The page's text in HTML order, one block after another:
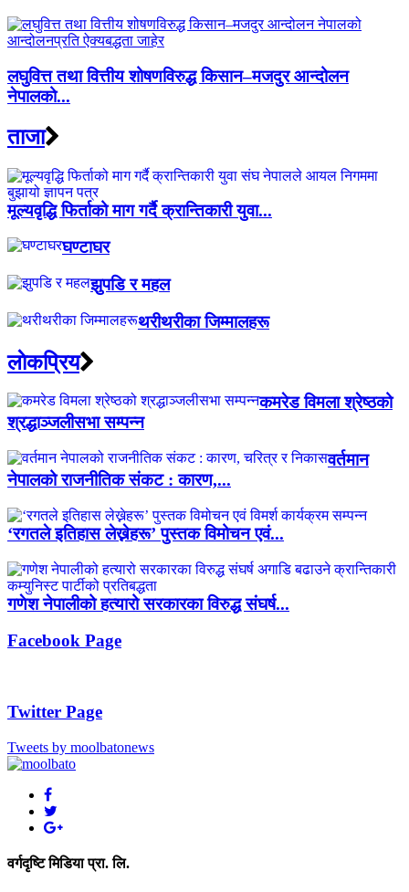
लघुवित्त तथा वित्तीय शोषणविरुद्ध किसान–मजदुर आन्दोलन
नेपालको...
ताजा
मूल्यवृद्धि फिर्ताको माग गर्दै क्रान्तिकारी युवा...
घण्टाघर
झुपडि र महल
थरीथरीका जिम्मालहरू
लाेकप्रिय
कमरेड विमला श्रेष्ठको
श्रद्धाञ्जलीसभा सम्पन्न
वर्तमान
नेपालको राजनीतिक संकट : कारण,...
‘रगतले इतिहास लेख्नेहरू’ पुस्तक विमोचन एवं...
गणेश नेपालीको हत्यारो सरकारका विरुद्ध संघर्ष...
Facebook Page
Twitter Page
Tweets by moolbatonews
वर्गदृष्टि मिडिया प्रा. लि.